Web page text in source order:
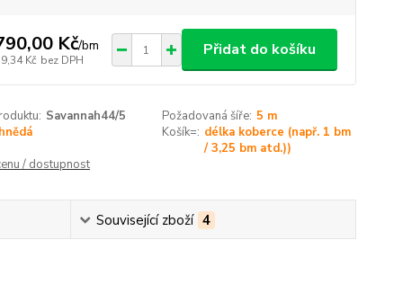
Kč/bm
Kč bez DPH
Přidat do košíku
Savannah44/5 Požadovaná šíře: 5 m
Košík=: délka koberce (např. 1 bm
/ 3,25 bm atd.))
/ dostupnost
Související zboží 4